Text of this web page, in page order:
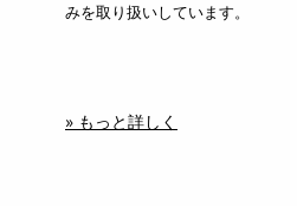
みを取り扱いしています。
» もっと詳しく